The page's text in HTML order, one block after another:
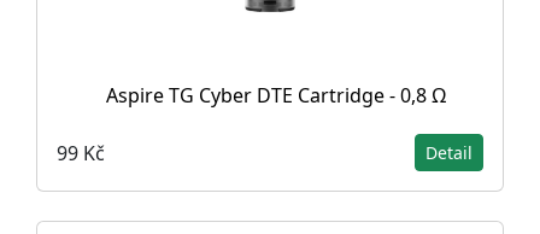
Aspire TG Cyber DTE Cartridge - 0,8 Ω
99 Kč Detail